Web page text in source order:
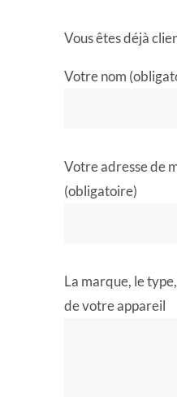
Vous êtes déjà
Votre nom
Votre adresse de
(obligatoire)
La marque, le
de votre appareil